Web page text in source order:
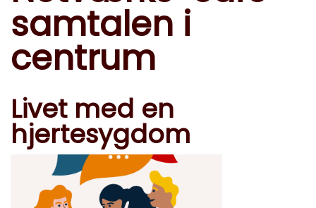
samtalen i
centrum
Livet med en
hjertesygdom